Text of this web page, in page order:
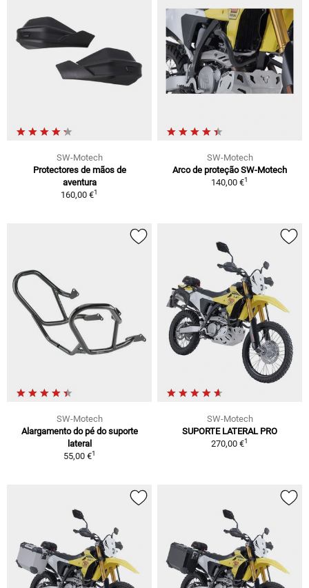
SW-Motech
Protectores de mãos de
aventura
160,00 €1
SW-Motech
Arco de proteção SW-Motech
140,00 €1
SW-Motech
Alargamento do pé do suporte
lateral
55,00 €1
SW-Motech
SUPORTE LATERAL PRO
270,00 €1